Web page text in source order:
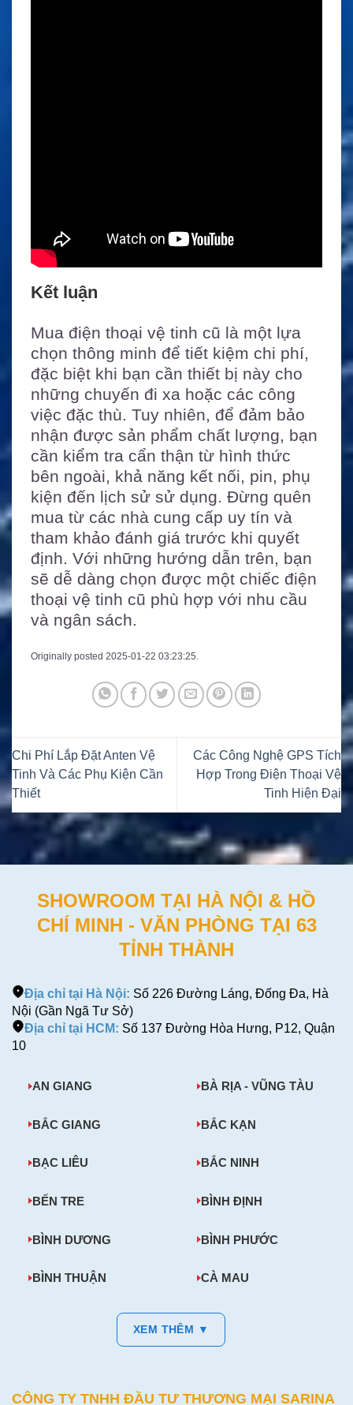
Kết luận
Mua điện thoại vệ tinh cũ là một lựa
chọn thông minh để tiết kiệm chi phí,
đặc biệt khi bạn cần thiết bị này cho
những chuyến đi xa hoặc các công
việc đặc thù. Tuy nhiên, để đảm bảo
nhận được sản phẩm chất lượng, bạn
cần kiểm tra cẩn thận từ hình thức
bên ngoài, khả năng kết nối, pin, phụ
kiện đến lịch sử sử dụng. Đừng quên
mua từ các nhà cung cấp uy tín và
tham khảo đánh giá trước khi quyết
định. Với những hướng dẫn trên, bạn
sẽ dễ dàng chọn được một chiếc điện
thoại vệ tinh cũ phù hợp với nhu cầu
và ngân sách.
Originally posted 2025-01-22 03:23:25.
Chi Phí Lắp Đặt Anten Vệ
Tinh Và Các Phụ Kiện Cần
Thiết
Các Công Nghệ GPS Tích
Hợp Trong Điện Thoại Vệ
Tinh Hiện Đại
SHOWROOM TẠI HÀ NỘI & HỒ
CHÍ MINH - VĂN PHÒNG TẠI 63
TỈNH THÀNH
Địa chỉ tại Hà Nội: Số 226 Đường Láng, Đống Đa, Hà
Nội (Gần Ngã Tư Sở)
Địa chỉ tại HCM: Số 137 Đường Hòa Hưng, P12, Quận
10
AN GIANG BÀ RỊA - VŨNG TÀU
BẮC GIANG BẮC KẠN
BẠC LIÊU BẮC NINH
BẾN TRE BÌNH ĐỊNH
BÌNH DƯƠNG BÌNH PHƯỚC
BÌNH THUẬN CÀ MAU
XEM THÊM ▼
CÔNG TY TNHH ĐẦU TƯ THƯƠNG MẠI SARINA